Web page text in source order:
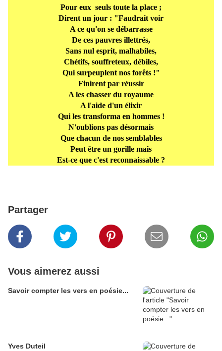
Pour eux seuls toute la place ;
Dirent un jour : "Faudrait voir
A ce qu'on se débarrasse
De ces pauvres illettrés,
Sans nul esprit, malhabiles,
Chétifs, souffreteux, débiles,
Qui surpeuplent nos forêts !"
Finirent par réussir
A les chasser du royaume
A l'aide d'un élixir
Qui les transforma en hommes !
N'oublions pas désormais
Que chacun de nos semblables
Peut être un gorille mais
Est-ce que c'est reconnaissable ?
Partager
Vous aimerez aussi
Savoir compter les vers en poésie...
Yves Duteil